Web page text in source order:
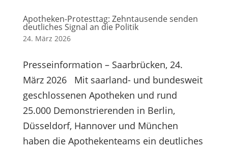
Apotheken-Protesttag: Zehntausende senden
deutliches Signal an die Politik
24. März 2026
Presseinformation – Saarbrücken, 24.
März 2026 Mit saarland- und bundesweit
geschlossenen Apotheken und rund
25.000 Demonstrierenden in Berlin,
Düsseldorf, Hannover und München
haben die Apothekenteams ein deutliches